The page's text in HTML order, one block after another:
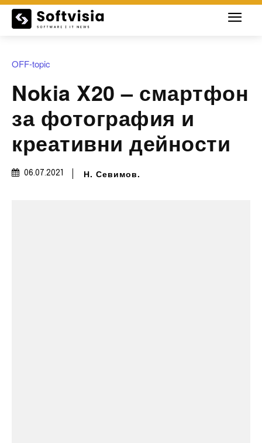
OFF-topic
Nokia X20 – смартфон
за фотография и
креативни дейности
06.07.2021 Н. Севимов.